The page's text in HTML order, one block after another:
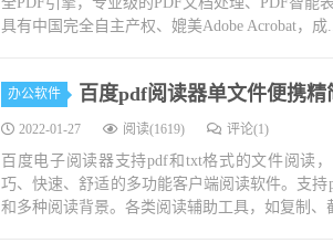
具有中国完全自主产权、媲美Adobe Acrobat，成
办公软件 百度pdf阅读器单文件便携
2022-01-27 阅读(1619) 评论(1)
百度电子阅读器支持pdf和txt格式的文件阅读
巧、快速、舒适的多功能客户端阅读软件。支
和多种阅读背景。各类阅读辅助工具，如复制、